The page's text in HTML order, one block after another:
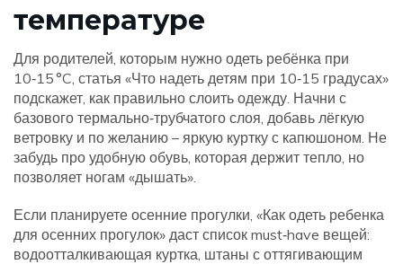
температуре
Для родителей, которым нужно одеть ребёнка при
10‑15 °C, статья «Что надеть детям при 10‑15 градусах»
подскажет, как правильно слоить одежду. Начни с
базового термально‑трубчатого слоя, добавь лёгкую
ветровку и по желанию – яркую куртку с капюшоном. Не
забудь про удобную обувь, которая держит тепло, но
позволяет ногам «дышать».
Если планируете осенние прогулки, «Как одеть ребенка
для осенних прогулок» даст список must‑have вещей:
водоотталкивающая куртка, штаны с оттягивающим